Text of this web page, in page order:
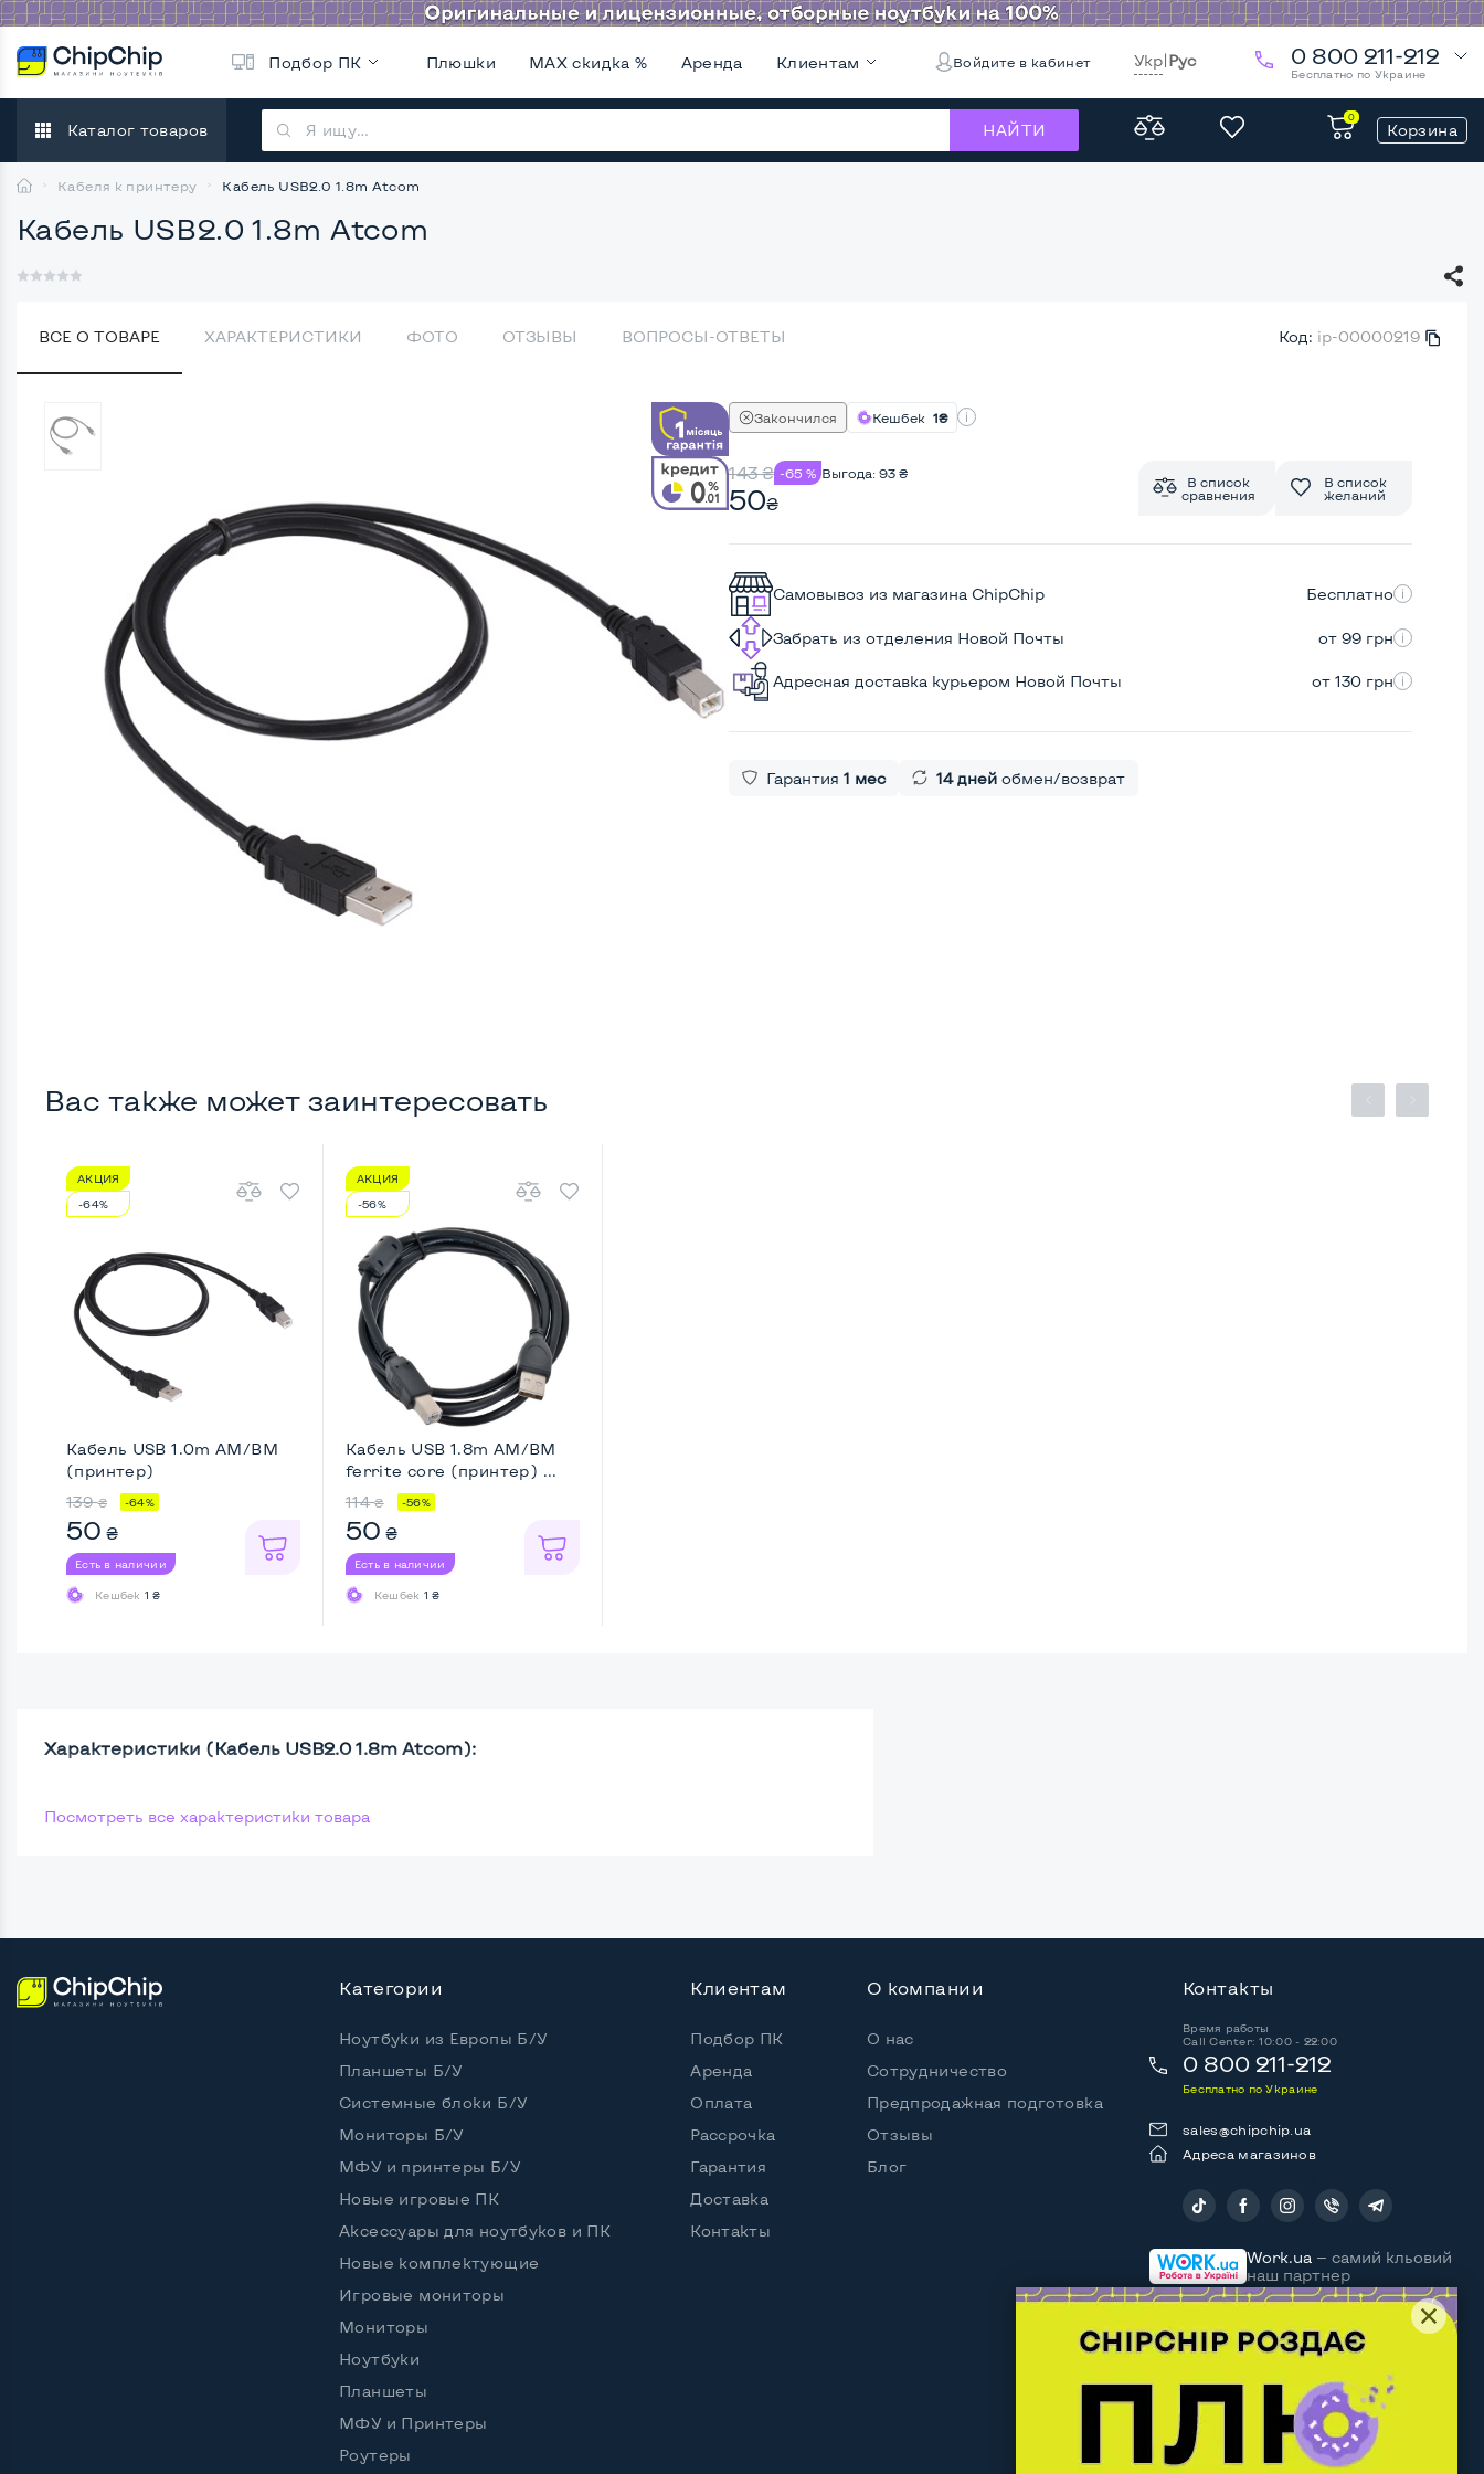
Подбор ПК Плюшки MAX скидка % Аренда Клиентам Войдите в кабинет Укр|Рус 0 800 211-212
Бесплатно по Украине
Каталог товаров НАЙТИ
0
Корзина
Кабеля к принтеру Кабель USB2.0 1.8m Atcom
Кабель USB2.0 1.8m Atcom
ВСЕ О ТОВАРЕ ХАРАКТЕРИСТИКИ ФОТО ОТЗЫВЫ ВОПРОСЫ-ОТВЕТЫ Код: ip-00000219
Закончился Кешбек 1₴
143₴ -65 % Выгода: 93₴
50₴
В список
сравнения
В список
желаний
Самовывоз из магазина ChipChip Бесплатно
Забрать из отделения Новой Почты от 99 грн
Адресная доставка курьером Новой Почты от 130 грн
Гарантия 1 мес 14 днейобмен/возврат
Вас также может заинтересовать
АКЦИЯ
-64%
Кабель USB 1.0m AM/BM
(принтер)
139 ₴ -64%
50 ₴
Есть в наличии
Кешбек 1 ₴
АКЦИЯ
-56%
Кабель USB 1.8m AM/BM
ferrite core (принтер) ...
114 ₴ -56%
50 ₴
Есть в наличии
Кешбек 1 ₴
Характеристики (Кабель USB2.0 1.8m Atcom):
Посмотреть все характеристики товара
Категории
Ноутбуки из Европы Б/У
Планшеты Б/У
Системные блоки Б/У
Мониторы Б/У
МФУ и принтеры Б/У
Новые игровые ПК
Аксессуары для ноутбуков и ПК
Новые комплектующие
Игровые мониторы
Мониторы
Ноутбуки
Планшеты
МФУ и Принтеры
Роутеры
Клиентам
Подбор ПК
Аренда
Оплата
Рассрочка
Гарантия
Доставка
Контакты
О компании
О нас
Сотрудничество
Предпродажная подготовка
Отзывы
Блог
Контакты
Время работы
Call Center: 10:00 - 22:00
0 800 211-212
Бесплатно по Украине
sales@chipchip.ua
Адреса магазинов
Work.ua — самий кльовий
наш партнер